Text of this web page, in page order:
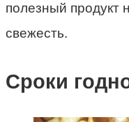
полезный продукт
свежесть.
Сроки